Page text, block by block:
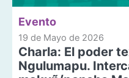
Evento
19 de Mayo de 2026
Charla: El poder
Ngulumapu.